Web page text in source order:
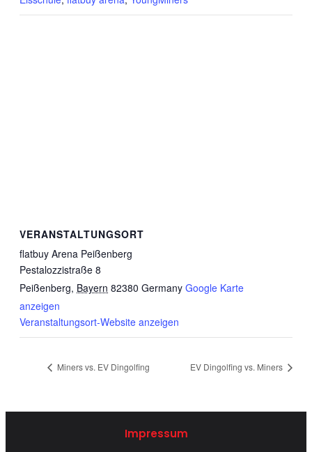
VERANSTALTUNGSORT
flatbuy Arena Peißenberg
Pestalozzistraße 8
Peißenberg, Bayern 82380 Germany Google Karte
anzeigen
Veranstaltungsort-Website anzeigen
Miners vs. EV Dingolfing EV Dingolfing vs. Miners
Impressum